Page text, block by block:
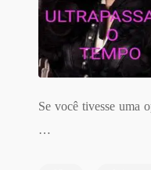
Se você tivesse uma